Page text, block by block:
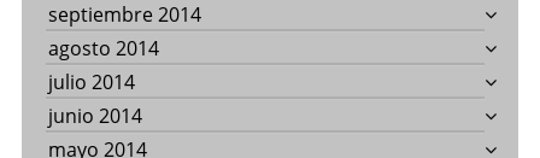
septiembre 2014
agosto 2014
julio 2014
junio 2014
mayo 2014